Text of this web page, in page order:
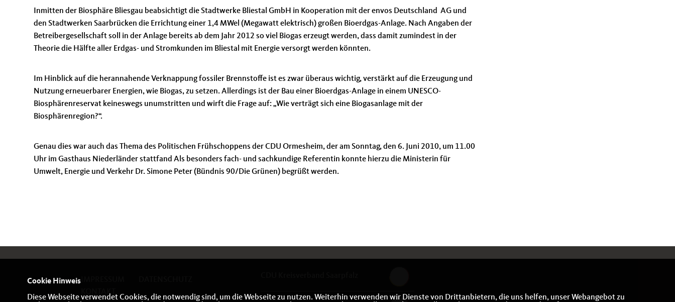
Inmitten der Biosphäre Bliesgau beabsichtigt die Stadtwerke Bliestal GmbH in Kooperation mit der envos Deutschland AG und
den Stadtwerken Saarbrücken die Errichtung einer 1,4 MWel (Megawatt elektrisch) großen Bioerdgas-Anlage. Nach Angaben der
Betreibergesellschaft soll in der Anlage bereits ab dem Jahr 2012 so viel Biogas erzeugt werden, dass damit zumindest in der
Theorie die Hälfte aller Erdgas- und Stromkunden im Bliestal mit Energie versorgt werden könnten.
Im Hinblick auf die herannahende Verknappung fossiler Brennstoffe ist es zwar überaus wichtig, verstärkt auf die Erzeugung und
Nutzung erneuerbarer Energien, wie Biogas, zu setzen. Allerdings ist der Bau einer Bioerdgas-Anlage in einem UNESCO-
Biosphärenreservat keineswegs unumstritten und wirft die Frage auf: „Wie verträgt sich eine Biogasanlage mit der
Biosphärenregion?“.
Genau dies war auch das Thema des Politischen Frühschoppens der CDU Ormesheim, der am Sonntag, den 6. Juni 2010, um 11.00
Uhr im Gasthaus Niederländer stattfand Als besonders fach- und sachkundige Refe­rentin konnte hierzu die Ministerin für
Umwelt, Energie und Verkehr Dr. Simone Peter (Bündnis 90/Die Grünen) begrüßt werden.
KONTAKT
Cookie Hinweis
Diese Webseite verwendet Cookies, die notwendig sind, um die Webseite zu nutzen. Weiterhin verwenden wir Dienste von Drittanbietern, die uns helfen, unser Webangebot zu